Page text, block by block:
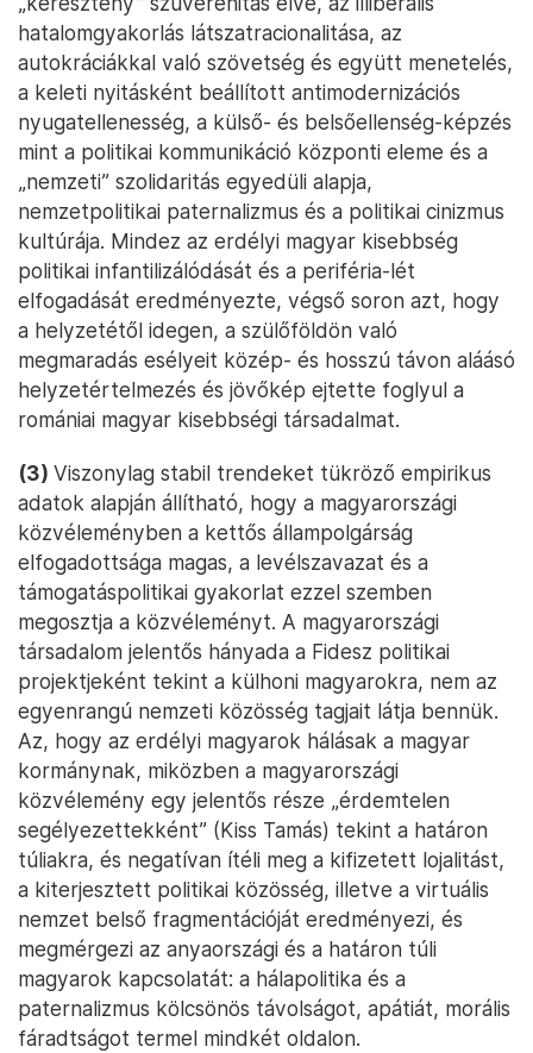
hatalomgyakorlás látszatracionalitása, az
autokráciákkal való szövetség és együtt menetelés,
a keleti nyitásként beállított antimodernizációs
nyugatellenesség, a külső- és belsőellenség-képzés
mint a politikai kommunikáció központi eleme és a
„nemzeti” szolidaritás egyedüli alapja,
nemzetpolitikai paternalizmus és a politikai cinizmus
kultúrája. Mindez az erdélyi magyar kisebbség
politikai infantilizálódását és a periféria-lét
elfogadását eredményezte, végső soron azt, hogy
a helyzetétől idegen, a szülőföldön való
megmaradás esélyeit közép- és hosszú távon aláásó
helyzetértelmezés és jövőkép ejtette foglyul a
romániai magyar kisebbségi társadalmat.
(3) Viszonylag stabil trendeket tükröző empirikus
adatok alapján állítható, hogy a magyarországi
közvéleményben a kettős állampolgárság
elfogadottsága magas, a levélszavazat és a
támogatáspolitikai gyakorlat ezzel szemben
megosztja a közvéleményt. A magyarországi
társadalom jelentős hányada a Fidesz politikai
projektjeként tekint a külhoni magyarokra, nem az
egyenrangú nemzeti közösség tagjait látja bennük.
Az, hogy az erdélyi magyarok hálásak a magyar
kormánynak, miközben a magyarországi
közvélemény egy jelentős része „érdemtelen
segélyezettekként” (Kiss Tamás) tekint a határon
túliakra, és negatívan ítéli meg a kifizetett lojalitást,
a kiterjesztett politikai közösség, illetve a virtuális
nemzet belső fragmentációját eredményezi, és
megmérgezi az anyaországi és a határon túli
magyarok kapcsolatát: a hálapolitika és a
paternalizmus kölcsönös távolságot, apátiát, morális
fáradtságot termel mindkét oldalon.